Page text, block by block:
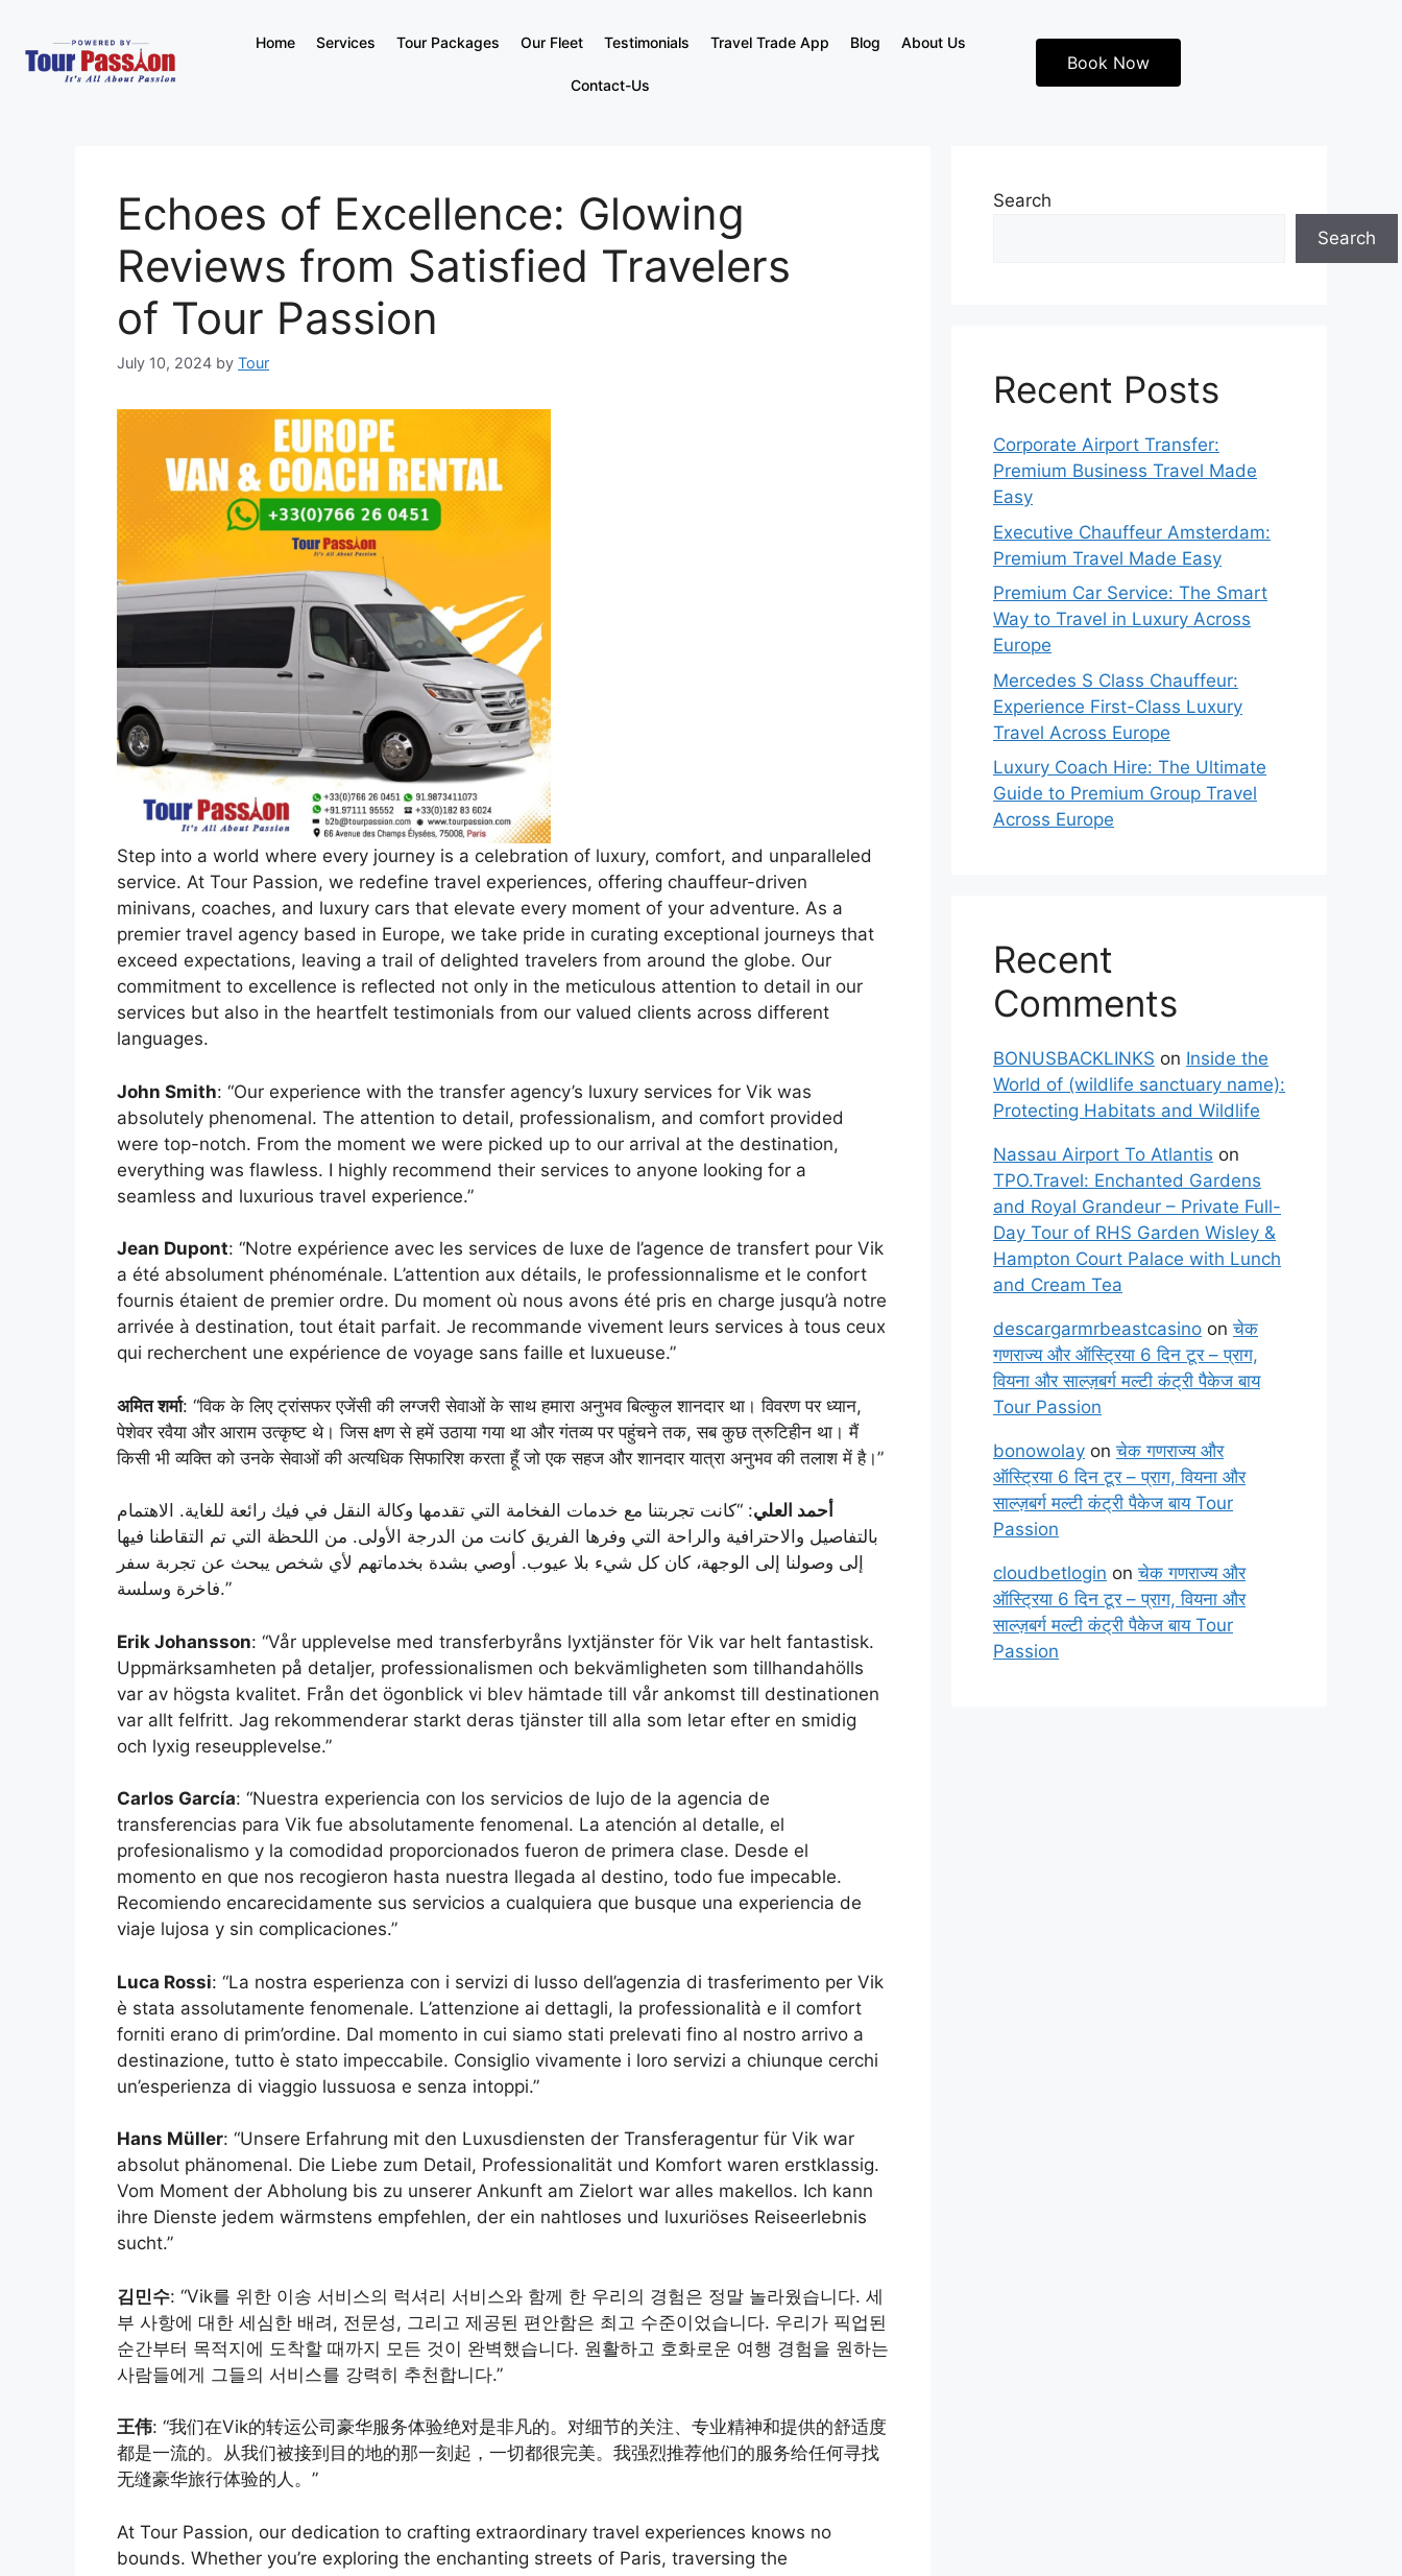
Home Services Tour Packages Our Fleet Testimonials Travel Trade App Blog About Us
Contact-Us
Book Now
Echoes of Excellence: Glowing
Reviews from Satisfied Travelers
of Tour Passion
July 10, 2024 by Tour
Step into a world where every journey is a celebration of luxury, comfort, and unparalleled
service. At Tour Passion, we redefine travel experiences, offering chauffeur-driven
minivans, coaches, and luxury cars that elevate every moment of your adventure. As a
premier travel agency based in Europe, we take pride in curating exceptional journeys that
exceed expectations, leaving a trail of delighted travelers from around the globe. Our
commitment to excellence is reflected not only in the meticulous attention to detail in our
services but also in the heartfelt testimonials from our valued clients across different
languages.
John Smith: “Our experience with the transfer agency’s luxury services for Vik was
absolutely phenomenal. The attention to detail, professionalism, and comfort provided
were top-notch. From the moment we were picked up to our arrival at the destination,
everything was flawless. I highly recommend their services to anyone looking for a
seamless and luxurious travel experience.”
Jean Dupont: “Notre expérience avec les services de luxe de l’agence de transfert pour Vik
a été absolument phénoménale. L’attention aux détails, le professionnalisme et le confort
fournis étaient de premier ordre. Du moment où nous avons été pris en charge jusqu’à notre
arrivée à destination, tout était parfait. Je recommande vivement leurs services à tous ceux
qui recherchent une expérience de voyage sans faille et luxueuse.”
अमित शर्मा: “विक के लिए ट्रांसफर एजेंसी की लग्जरी सेवाओं के साथ हमारा अनुभव बिल्कुल शानदार था। विवरण पर ध्यान,
पेशेवर रवैया और आराम उत्कृष्ट थे। जिस क्षण से हमें उठाया गया था और गंतव्य पर पहुंचने तक, सब कुछ त्रुटिहीन था। मैं
किसी भी व्यक्ति को उनके सेवाओं की अत्यधिक सिफारिश करता हूँ जो एक सहज और शानदार यात्रा अनुभव की तलाश में है।”
أحمد العلي: “كانت تجربتنا مع خدمات الفخامة التي تقدمها وكالة النقل في فيك رائعة للغاية. الاهتمام
بالتفاصيل والاحترافية والراحة التي وفرها الفريق كانت من الدرجة الأولى. من اللحظة التي تم التقاطنا فيها
إلى وصولنا إلى الوجهة، كان كل شيء بلا عيوب. أوصي بشدة بخدماتهم لأي شخص يبحث عن تجربة سفر
فاخرة وسلسة.”
Erik Johansson: “Vår upplevelse med transferbyråns lyxtjänster för Vik var helt fantastisk.
Uppmärksamheten på detaljer, professionalismen och bekvämligheten som tillhandahölls
var av högsta kvalitet. Från det ögonblick vi blev hämtade till vår ankomst till destinationen
var allt felfritt. Jag rekommenderar starkt deras tjänster till alla som letar efter en smidig
och lyxig reseupplevelse.”
Carlos García: “Nuestra experiencia con los servicios de lujo de la agencia de
transferencias para Vik fue absolutamente fenomenal. La atención al detalle, el
profesionalismo y la comodidad proporcionados fueron de primera clase. Desde el
momento en que nos recogieron hasta nuestra llegada al destino, todo fue impecable.
Recomiendo encarecidamente sus servicios a cualquiera que busque una experiencia de
viaje lujosa y sin complicaciones.”
Luca Rossi: “La nostra esperienza con i servizi di lusso dell’agenzia di trasferimento per Vik
è stata assolutamente fenomenale. L’attenzione ai dettagli, la professionalità e il comfort
forniti erano di prim’ordine. Dal momento in cui siamo stati prelevati fino al nostro arrivo a
destinazione, tutto è stato impeccabile. Consiglio vivamente i loro servizi a chiunque cerchi
un’esperienza di viaggio lussuosa e senza intoppi.”
Hans Müller: “Unsere Erfahrung mit den Luxusdiensten der Transferagentur für Vik war
absolut phänomenal. Die Liebe zum Detail, Professionalität und Komfort waren erstklassig.
Vom Moment der Abholung bis zu unserer Ankunft am Zielort war alles makellos. Ich kann
ihre Dienste jedem wärmstens empfehlen, der ein nahtloses und luxuriöses Reiseerlebnis
sucht.”
김민수: “Vik를 위한 이송 서비스의 럭셔리 서비스와 함께 한 우리의 경험은 정말 놀라웠습니다. 세
부 사항에 대한 세심한 배려, 전문성, 그리고 제공된 편안함은 최고 수준이었습니다. 우리가 픽업된
순간부터 목적지에 도착할 때까지 모든 것이 완벽했습니다. 원활하고 호화로운 여행 경험을 원하는
사람들에게 그들의 서비스를 강력히 추천합니다.”
王伟: “我们在Vik的转运公司豪华服务体验绝对是非凡的。对细节的关注、专业精神和提供的舒适度
都是一流的。从我们被接到目的地的那一刻起，一切都很完美。我强烈推荐他们的服务给任何寻找
无缝豪华旅行体验的人。”
At Tour Passion, our dedication to crafting extraordinary travel experiences knows no
bounds. Whether you’re exploring the enchanting streets of Paris, traversing the
Search
Search
Recent Posts
Corporate Airport Transfer:
Premium Business Travel Made
Easy
Executive Chauffeur Amsterdam:
Premium Travel Made Easy
Premium Car Service: The Smart
Way to Travel in Luxury Across
Europe
Mercedes S Class Chauffeur:
Experience First-Class Luxury
Travel Across Europe
Luxury Coach Hire: The Ultimate
Guide to Premium Group Travel
Across Europe
Recent
Comments
BONUSBACKLINKS on Inside the
World of (wildlife sanctuary name):
Protecting Habitats and Wildlife
Nassau Airport To Atlantis on
TPO.Travel: Enchanted Gardens
and Royal Grandeur – Private Full-
Day Tour of RHS Garden Wisley &
Hampton Court Palace with Lunch
and Cream Tea
descargarmrbeastcasino onचेक
गणराज्य और ऑस्ट्रिया 6 दिन टूर – प्राग,
वियना और साल्ज़बर्ग मल्टी कंट्री पैकेज बाय
Tour Passion
bonowolay onचेक गणराज्य और
ऑस्ट्रिया 6 दिन टूर – प्राग, वियना और
साल्ज़बर्ग मल्टी कंट्री पैकेज बाय Tour
Passion
cloudbetlogin onचेक गणराज्य और
ऑस्ट्रिया 6 दिन टूर – प्राग, वियना और
साल्ज़बर्ग मल्टी कंट्री पैकेज बाय Tour
Passion